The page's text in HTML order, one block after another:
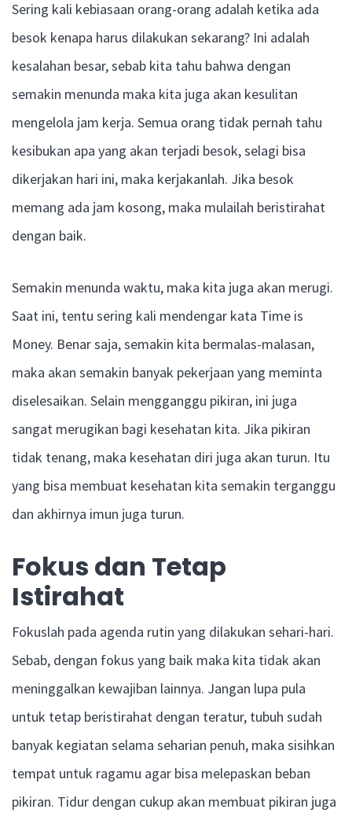
Sering kali kebiasaan orang-orang adalah ketika ada
besok kenapa harus dilakukan sekarang? Ini adalah
kesalahan besar, sebab kita tahu bahwa dengan
semakin menunda maka kita juga akan kesulitan
mengelola jam kerja. Semua orang tidak pernah tahu
kesibukan apa yang akan terjadi besok, selagi bisa
dikerjakan hari ini, maka kerjakanlah. Jika besok
memang ada jam kosong, maka mulailah beristirahat
dengan baik.
Semakin menunda waktu, maka kita juga akan merugi.
Saat ini, tentu sering kali mendengar kata Time is
Money. Benar saja, semakin kita bermalas-malasan,
maka akan semakin banyak pekerjaan yang meminta
diselesaikan. Selain mengganggu pikiran, ini juga
sangat merugikan bagi kesehatan kita. Jika pikiran
tidak tenang, maka kesehatan diri juga akan turun. Itu
yang bisa membuat kesehatan kita semakin terganggu
dan akhirnya imun juga turun.
Fokus dan Tetap
Istirahat
Fokuslah pada agenda rutin yang dilakukan sehari-hari.
Sebab, dengan fokus yang baik maka kita tidak akan
meninggalkan kewajiban lainnya. Jangan lupa pula
untuk tetap beristirahat dengan teratur, tubuh sudah
banyak kegiatan selama seharian penuh, maka sisihkan
tempat untuk ragamu agar bisa melepaskan beban
pikiran. Tidur dengan cukup akan membuat pikiran juga